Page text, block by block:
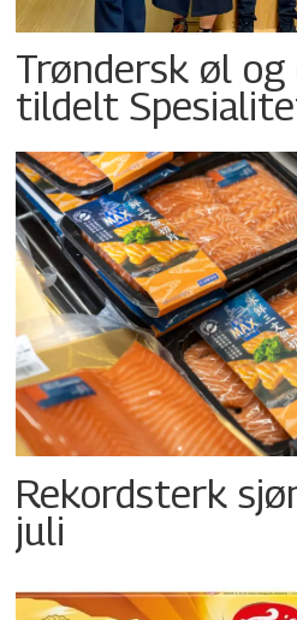
Trøndersk øl
tildelt
Rekordsterk
juli